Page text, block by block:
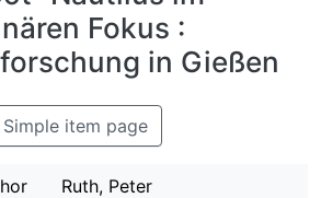
Fokus :
in Gießen
Simple item page
Ruth, Peter